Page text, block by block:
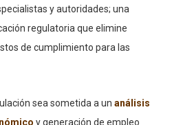
y autoridades; una
regulatoria que elimine
de cumplimiento para las
sea sometida a un análisis
y generación de empleo